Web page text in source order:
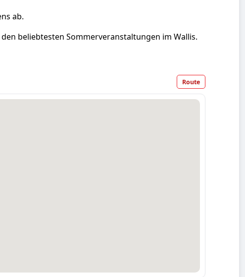
ab.
beliebtesten Sommerveranstaltungen im Wallis.
Route